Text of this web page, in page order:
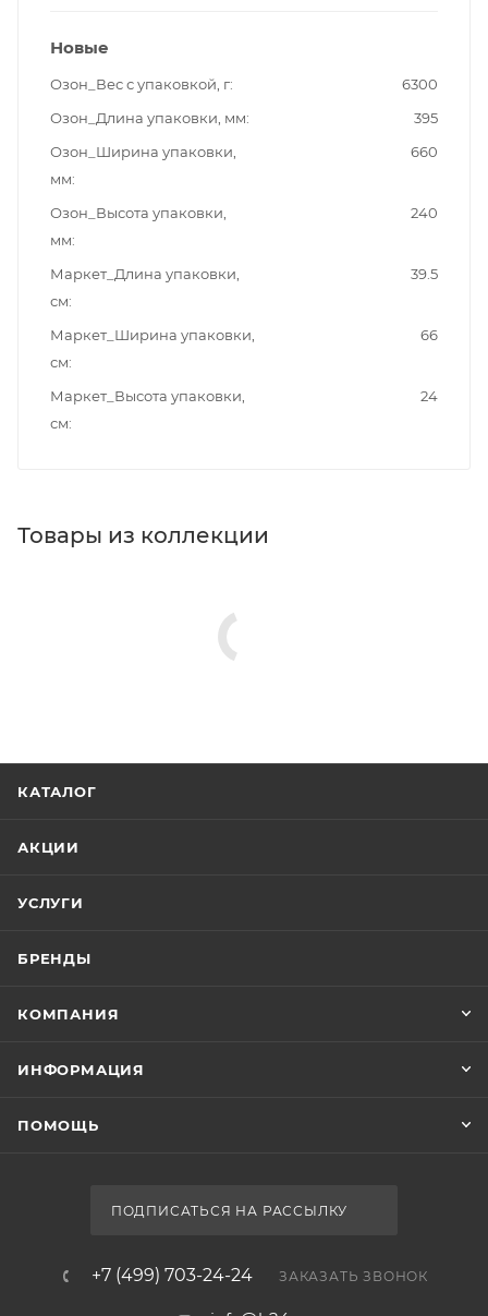
Новые
Озон_Вес с упаковкой, г
6300
Озон_Длина упаковки, мм
395
Озон_Ширина упаковки,
мм
660
Озон_Высота упаковки,
мм
240
Маркет_Длина упаковки,
см
39.5
Маркет_Ширина упаковки,
см
66
Маркет_Высота упаковки,
см
24
Товары из коллекции
КАТАЛОГ
АКЦИИ
УСЛУГИ
БРЕНДЫ
КОМПАНИЯ
ИНФОРМАЦИЯ
ПОМОЩЬ
ПОДПИСАТЬСЯ НА РАССЫЛКУ
+7 (499) 703-24-24 ЗАКАЗАТЬ ЗВОНОК